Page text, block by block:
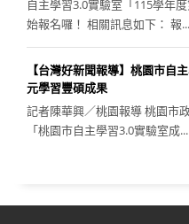
自主學習3.0實驗室「115學年
始報名囉！ 相關訊息如下： 報...
【台灣好新聞報導】桃園市
元學習豐碩成果
記者陳華興／桃園報導 桃園市
「桃園市自主學習3.0實驗室成...